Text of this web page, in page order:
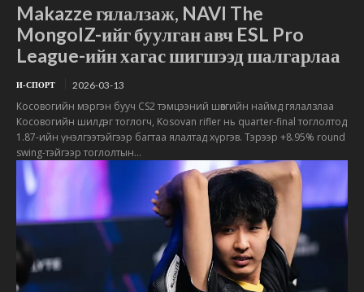
Makazze гялалзаж, NAVI The
MongolZ-ийг буулган авч ESL Pro
League-ийн хагас шигшээд шалгарлаа
И-СПОРТ 2026-03-13
Косовогийн мэргэн бууч CS2 тэмцээний шөвгийн наймд гялалзлаа
Косовогийн шилдэг тоглогч, Kosovan rifler нь quarter-final тоглолтод
1.87-ийн үнэлгээтэйгээр багтаа ялалтад хүргэв. Тэрээр +8.95% round
swing-тэйгээр тоглолтын...